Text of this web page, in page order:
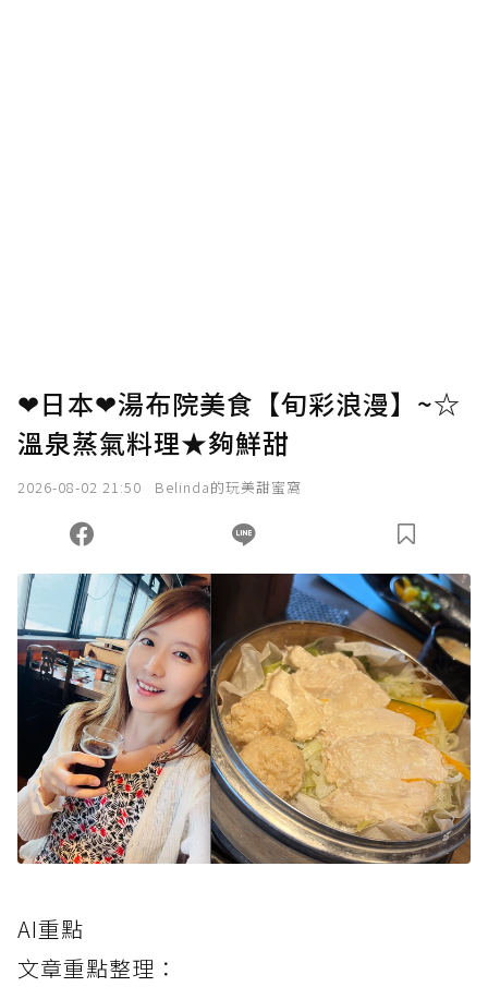
❤日本❤湯布院美食【旬彩浪漫】~☆
溫泉蒸氣料理★夠鮮甜
2026-08-02 21:50 Belinda的玩美甜蜜窩
AI重點
文章重點整理：